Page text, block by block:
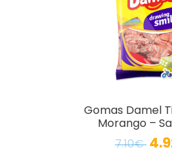
Gomas Damel
Morango –
7.10€